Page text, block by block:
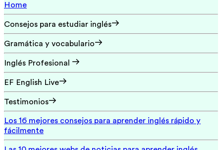
Home
Consejos para estudiar inglés
Gramática y vocabulario
Inglés Profesional
EF English Live
Testimonios
Los 16 mejores consejos para aprender inglés rápido y
fácilmente